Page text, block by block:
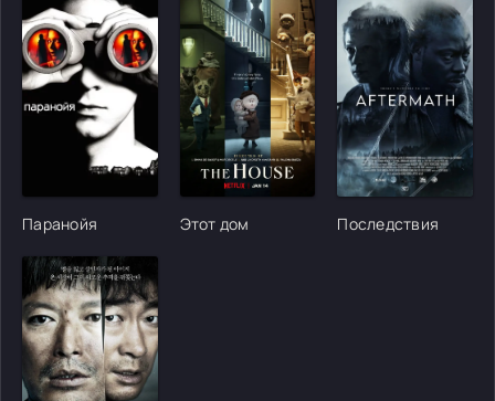
[/xfgiven_cvh_poster_urlcvh_poster_url]
Паранойя
[/xfgiven_cvh_poster_urlcvh_poster_url]
Этот дом
[/
Последствия